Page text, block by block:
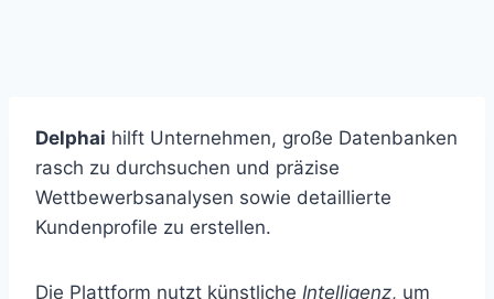
Delphai hilft Unternehmen, große Datenbanken
rasch zu durchsuchen und präzise
Wettbewerbsanalysen sowie detaillierte
Kundenprofile zu erstellen.
Die Plattform nutzt künstliche Intelligenz, um